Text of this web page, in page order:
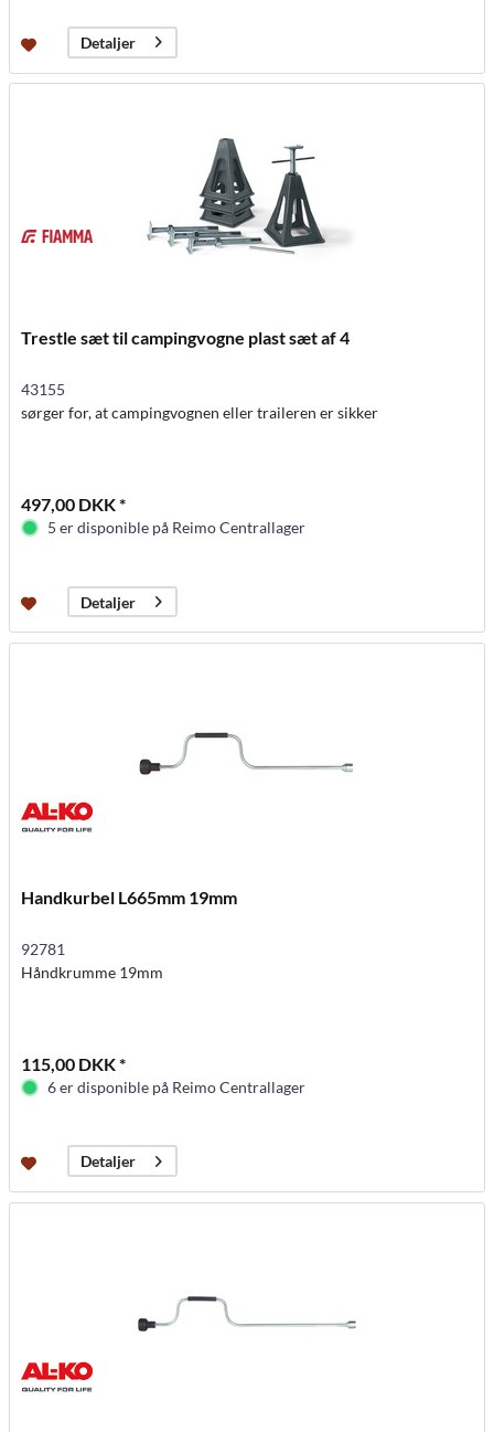
Detaljer
Trestle sæt til campingvogne plast sæt af 4
43155
sørger for, at campingvognen eller traileren er sikker
497,00 DKK *
5 er disponible på Reimo Centrallager
Detaljer
Handkurbel L665mm 19mm
92781
Håndkrumme 19mm
115,00 DKK *
6 er disponible på Reimo Centrallager
Detaljer